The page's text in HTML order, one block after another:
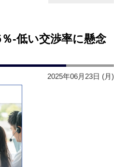
‐低い交渉率に懸念
2025年06月23日 (月)